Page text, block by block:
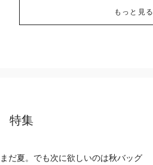
もっと見る
特集
まだ夏。でも次に欲しいのは秋バッグ